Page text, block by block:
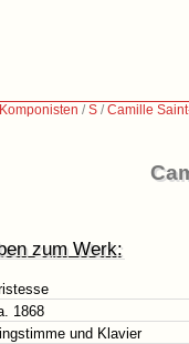
/S /Camille
zum Werk:
1868
und Klavier